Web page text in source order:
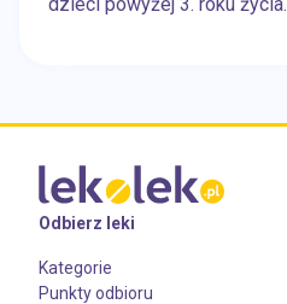
Odbierz leki
Kategorie
Punkty odbioru